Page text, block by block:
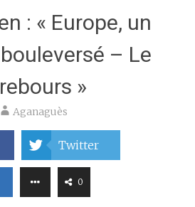
: « Europe, un
– Le
»
Aganaguès
Twitter
0